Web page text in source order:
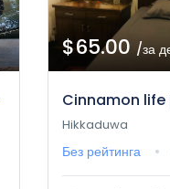
$65.00/за
Cinnamon
Hikkaduwa
Без рейтинга